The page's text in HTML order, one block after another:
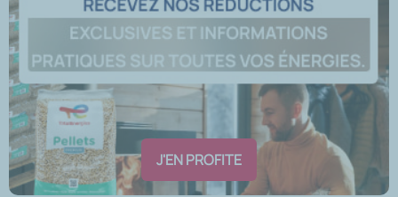
J'EN PROFITE